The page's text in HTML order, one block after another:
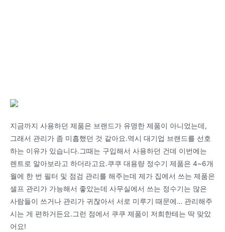
지금까지 사용하던 제품은 브랜드가 유명한 제품이 아니었는데,
그래서 관리가 좀 미흡했던 것 같아요.역시 대기업 브랜드를 선호
하는 이유가 있습니다.그때는 구입해서 사용하던 건데 이번에는
렌트로 알아보라고 하더라고요.쿠쿠 대용량 정수기 제품은 4~6개
월에 한 번 필터 및 점검 관리를 해주는데 제가 집에서 쓰는 제품은
셀프 관리가 가능해서 좋았는데 사무실에서 쓰는 정수기는 많은
사람들이 쓰거나 관리가 귀찮아서 서로 미루기 때문에… 관리해주
시는 게 편하거든요.그런 점에서 쿠쿠 제품이 저희한테는 딱 맞았
어요!